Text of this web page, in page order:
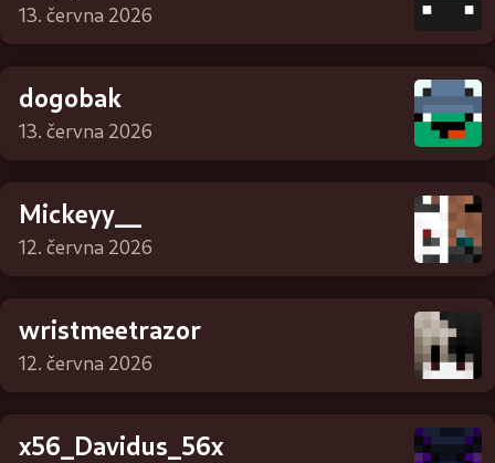
13. června 2026
dogobak
13. června 2026
Mickeyy__
12. června 2026
wristmeetrazor
12. června 2026
x56_Davidus_56x